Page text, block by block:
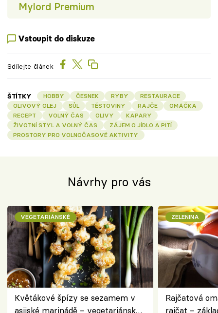
Mylord Premium
Vstoupit do diskuze
Sdílejte článek
ŠTÍTKY HOBBY ČESNEK RYBY
RESTAURACE
OLIVOVÝ OLEJ
SŮL TĚSTOVINY RAJČE
OMÁČKA
RECEPT
VOLNÝ ČAS OLIVY
KAPARY
ŽIVOTNÍ STYL A VOLNÝ ČAS
ZÁJEM O JÍDLO A PITÍ
PROSTORY PRO VOLNOČASOVÉ AKTIVITY
Návrhy pro vás
VEGETARIÁNSKÉ
Květákové špízy se sezamem v
asijské marinádě – vegetariánská
ZELENINA
Rajčatová
rajčat –